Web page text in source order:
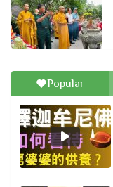
Popular